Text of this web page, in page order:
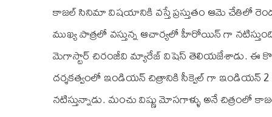
కాజల్ సినిమా విషయానికి వస్తే ప్రస్తుతం ఆమె చేతిలో
ముఖ్య పాత్రలో వస్తున్న ఆచార్యలో హీరోయిన్ గా
మెగాస్టార్ చిరంజీవి మ్యారేజ్ విషెస్ తెలియజేశాడు. ఈ
దర్శకత్వంలో ఇండియన్ చిత్రానికి సీక్వెల్ గా ఇండియన్
నటిస్తున్నాడు. మంచు విష్ణు మోసగాళ్ళు అనే చిత్రంలో